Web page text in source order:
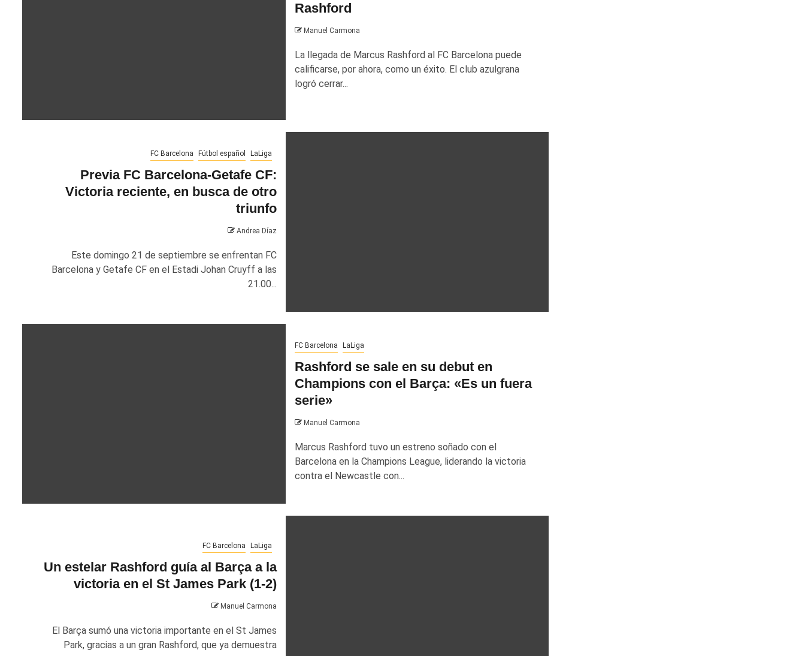
Rashford
Manuel Carmona
La llegada de Marcus Rashford al FC Barcelona puede
calificarse, por ahora, como un éxito. El club azulgrana
logró cerrar...
FC Barcelona Fútbol español LaLiga
Previa FC Barcelona-Getafe CF:
Victoria reciente, en busca de otro
triunfo
Andrea Díaz
Este domingo 21 de septiembre se enfrentan FC
Barcelona y Getafe CF en el Estadi Johan Cruyff a las
21.00...
FC Barcelona LaLiga
Rashford se sale en su debut en
Champions con el Barça: «Es un fuera
serie»
Manuel Carmona
Marcus Rashford tuvo un estreno soñado con el
Barcelona en la Champions League, liderando la victoria
contra el Newcastle con...
FC Barcelona LaLiga
Un estelar Rashford guía al Barça a la
victoria en el St James Park (1-2)
Manuel Carmona
El Barça sumó una victoria importante en el St James
Park, gracias a un gran Rashford, que ya demuestra